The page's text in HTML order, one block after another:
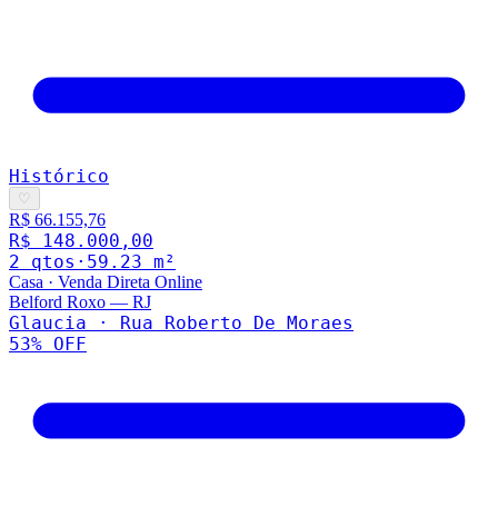
Histórico
♡
R$ 66.155,76
R$ 148.000,00
2 qtos · 59.23 m²
Casa · Venda Direta Online
Belford Roxo — RJ
Glaucia · Rua Roberto De Moraes
53% OFF